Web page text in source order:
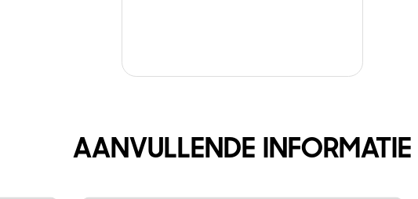
AANVULLENDE INFORMATIE